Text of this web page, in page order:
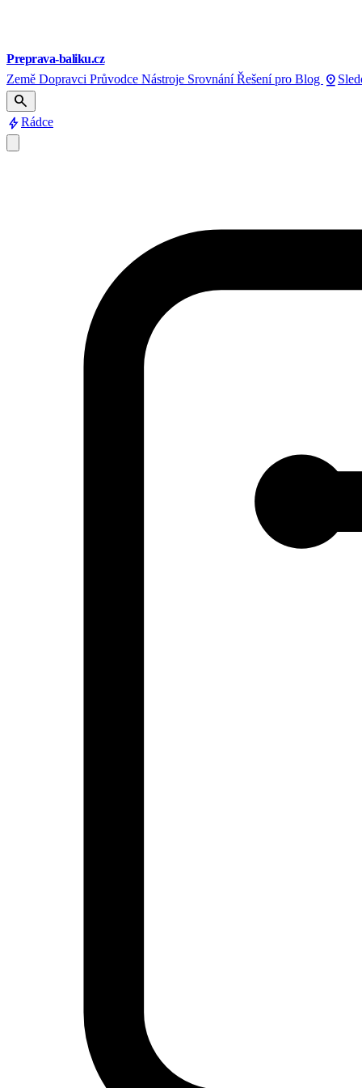
Preprava-baliku.cz
Země Dopravci Průvodce Nástroje Srovnání Řešení pro Blog pin_drop
search
boltRádce